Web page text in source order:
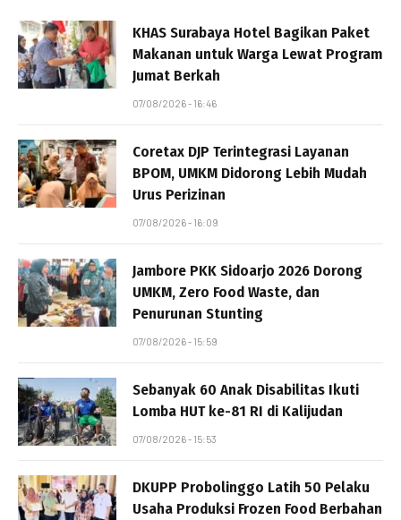
KHAS Surabaya Hotel Bagikan Paket
Makanan untuk Warga Lewat Program
Jumat Berkah
07/08/2026 - 16:46
Coretax DJP Terintegrasi Layanan
BPOM, UMKM Didorong Lebih Mudah
Urus Perizinan
07/08/2026 - 16:09
Jambore PKK Sidoarjo 2026 Dorong
UMKM, Zero Food Waste, dan
Penurunan Stunting
07/08/2026 - 15:59
Sebanyak 60 Anak Disabilitas Ikuti
Lomba HUT ke-81 RI di Kalijudan
07/08/2026 - 15:53
DKUPP Probolinggo Latih 50 Pelaku
Usaha Produksi Frozen Food Berbahan